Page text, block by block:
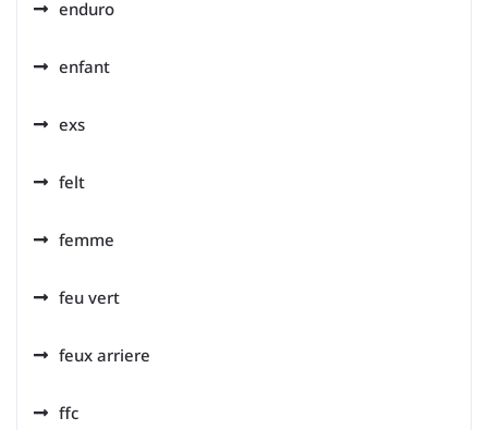
enduro
enfant
exs
felt
femme
feu vert
feux arriere
ffc